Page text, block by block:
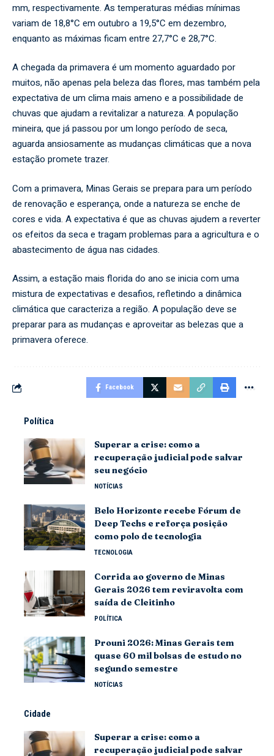
mm, respectivamente. As temperaturas médias mínimas
variam de 18,8°C em outubro a 19,5°C em dezembro,
enquanto as máximas ficam entre 27,7°C e 28,7°C.
A chegada da primavera é um momento aguardado por
muitos, não apenas pela beleza das flores, mas também pela
expectativa de um clima mais ameno e a possibilidade de
chuvas que ajudam a revitalizar a natureza. A população
mineira, que já passou por um longo período de seca,
aguarda ansiosamente as mudanças climáticas que a nova
estação promete trazer.
Com a primavera, Minas Gerais se prepara para um período
de renovação e esperança, onde a natureza se enche de
cores e vida. A expectativa é que as chuvas ajudem a reverter
os efeitos da seca e tragam problemas para a agricultura e o
abastecimento de água nas cidades.
Assim, a estação mais florida do ano se inicia com uma
mistura de expectativas e desafios, refletindo a dinâmica
climática que caracteriza a região. A população deve se
preparar para as mudanças e aproveitar as belezas que a
primavera oferece.
Facebook
Política
Superar a crise: como a
recuperação judicial pode salvar
seu negócio
NOTÍCIAS
Belo Horizonte recebe Fórum de
Deep Techs e reforça posição
como polo de tecnologia
TECNOLOGIA
Corrida ao governo de Minas
Gerais 2026 tem reviravolta com
saída de Cleitinho
POLÍTICA
Prouni 2026: Minas Gerais tem
quase 60 mil bolsas de estudo no
segundo semestre
NOTÍCIAS
Cidade
Superar a crise: como a
recuperação judicial pode salvar